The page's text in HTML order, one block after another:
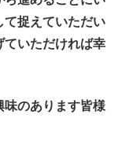
て捉えていただい
ていただければ幸
味のあります皆様